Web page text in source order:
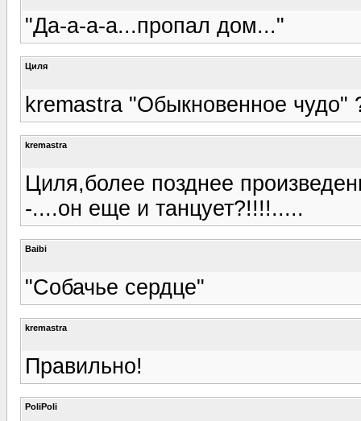
"Да-а-а-а...пропал дом..."
Циля
kremastra "Обыкновенное чудо"
kremastra
Циля,более позднее
-....он еще и танцует?!!!!.....
Baibi
"Собачье сердце"
kremastra
Правильно!
PoliPoli